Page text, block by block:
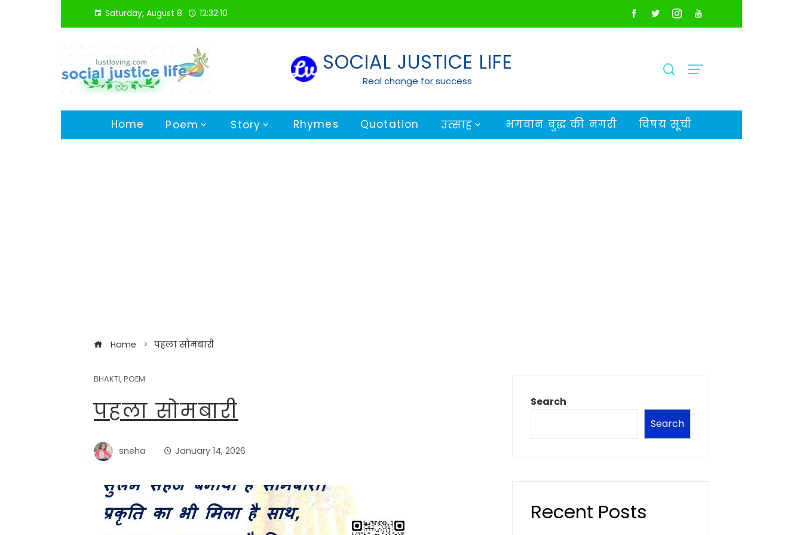
Saturday, August 8 12:32:11
SOCIAL JUSTICE LIFE
Real change for success
Home Poem Story Rhymes Quotation उत्साह भगवान बुद्ध की नगरी विषय सूची
Home पहला सोमबारी
BHAKTI, POEM
पहला सोमबारी
sneha January 14, 2026
Search
Search
Recent Posts